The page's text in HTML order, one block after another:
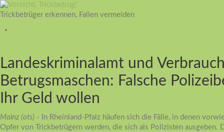
Trickbetrüger erkennen, Fallen vermeiden
Landeskriminalamt und
Betrugsmaschen: Falsche
Ihr Geld wollen
Mainz (ots) - In Rheinland-Pfalz häufen sich die Fälle, in denen
Opfer von Trickbetrügern werden, die sich als Polizisten ausgeben.